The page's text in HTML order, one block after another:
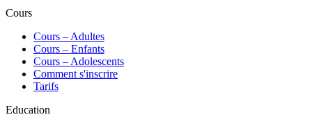
Cours
Сours – Adultes
Cours – Enfants
Cours – Adolescents
Comment s'inscrire
Tarifs
Education